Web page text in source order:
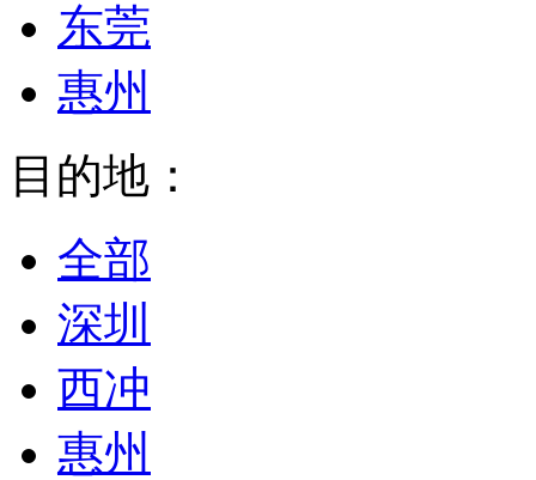
东莞
惠州
目的地：
全部
深圳
西冲
惠州